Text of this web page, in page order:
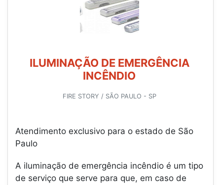
ILUMINAÇÃO DE EMERGÊNCIA
INCÊNDIO
FIRE STORY / SÃO PAULO - SP
Atendimento exclusivo para o estado de São
Paulo
A iluminação de emergência incêndio é um tipo
de serviço que serve para que, em caso de